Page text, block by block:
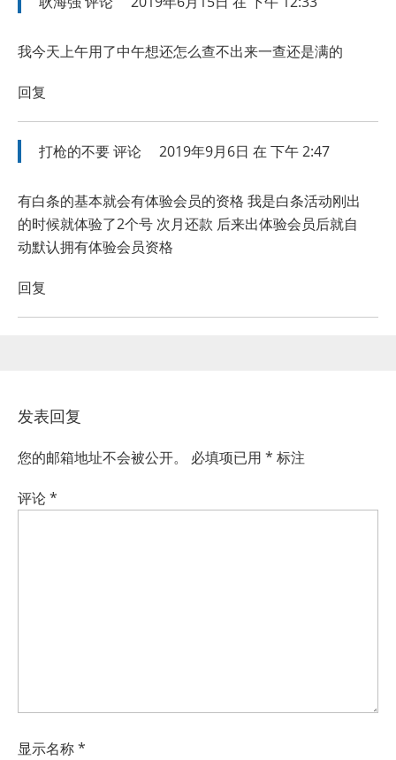
我今天上午用了中午想还怎么查不出来一查还是满的
回复
打枪的不要评论 2019年9月6日 在 下午 2:47
有白条的基本就会有体验会员的资格 我是白条活动刚出
的时候就体验了2个号 次月还款 后来出体验会员后就自
动默认拥有体验会员资格
回复
发表回复
您的邮箱地址不会被公开。 必填项已用 * 标注
评论*
显示名称*